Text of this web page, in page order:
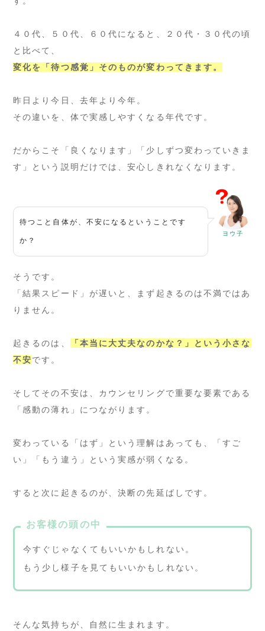
４０代、５０代、６０代になると、２０代・３０代の頃
と比べて、
変化を「待つ感覚」そのものが変わってきます。
昨日より今日、去年より今年。
その違いを、体で実感しやすくなる年代です。
だからこそ「良くなります」「少しずつ変わっていきま
す」という説明だけでは、安心しきれなくなります。
待つこと自体が、不安になるということです
か？
ヨウ子
そうです。
「結果スピード」が遅いと、まず起きるのは不満ではあ
りません。
起きるのは、
「本当に大丈夫なのかな？」という小さな
不安です。
そしてその不安は、カウンセリングで重要な要素である
「感動の薄れ」につながります。
変わっている「はず」という理解はあっても、「すご
い」「もう違う」という実感が弱くなる。
すると次に起きるのが、決断の先延ばしです。
お客様の頭の中
今すぐじゃなくてもいいかもしれない。
もう少し様子を見てもいいかもしれない。
そんな気持ちが、自然に生まれます。